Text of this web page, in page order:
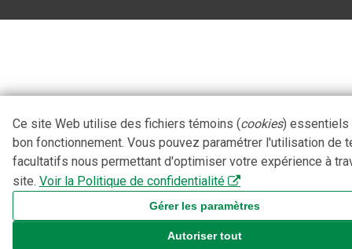
Ce site Web utilise des fichiers témoins (cookies) essentiels
bon fonctionnement. Vous pouvez paramétrer l'utilisation de
facultatifs nous permettant d'optimiser votre expérience à
site. Voir la Politique de confidentialité
Gérer les paramètres
Autoriser tout